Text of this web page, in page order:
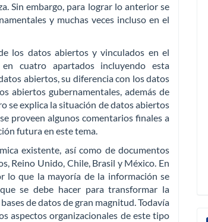
Sin embargo, para lograr lo anterior se
y muchas veces incluso en el
los datos abiertos y vinculados en el
cuatro apartados incluyendo esta
abiertos, su diferencia con los datos
abiertos gubernamentales, además de
se explica la situación de datos abiertos
proveen algunos comentarios finales a
futura en este tema.
existente, así como de documentos
Reino Unido, Chile, Brasil y México. En
lo que la mayoría de la información se
se debe hacer para transformar la
de datos de gran magnitud. Todavía
aspectos organizacionales de este tipo